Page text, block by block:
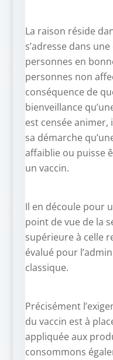
La raison réside
s’adresse dans
personnes en
personnes non
conséquence de
bienveillance
est censée
sa démarche
affaiblie ou puisse
un vaccin.
Il en découle pour
point de vue de la
supérieure à celle
évalué pour
classique.
Précisément
du vaccin est à
appliquée aux
consommons